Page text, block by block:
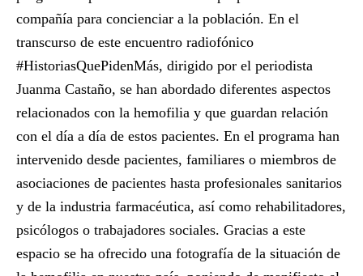
compañía para concienciar a la población. En el
transcurso de este encuentro radiofónico
#HistoriasQuePidenMás, dirigido por el periodista
Juanma Castaño, se han abordado diferentes aspectos
relacionados con la hemofilia y que guardan relación
con el día a día de estos pacientes. En el programa han
intervenido desde pacientes, familiares o miembros de
asociaciones de pacientes hasta profesionales sanitarios
y de la industria farmacéutica, así como rehabilitadores,
psicólogos o trabajadores sociales. Gracias a este
espacio se ha ofrecido una fotografía de la situación de